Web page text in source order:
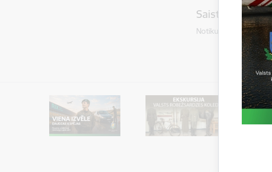
Saistītas tēmas
Notikumi: Sports